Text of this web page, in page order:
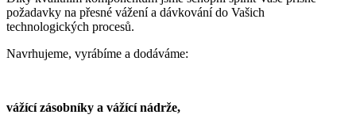
požadavky na přesné vážení a dávkování do Vašich
technologických procesů.
Navrhujeme, vyrábíme a dodáváme:
vážící zásobníky a vážící nádrže,